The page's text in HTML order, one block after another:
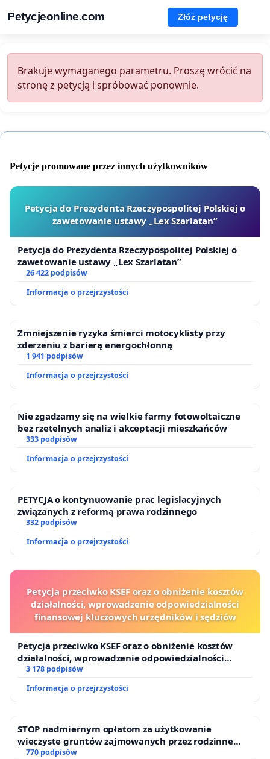
Petycjeonline.com Złóż petycję
Brakuje wymaganego parametru. Proszę wrócić na
stronę z petycją i spróbować ponownie.
Petycje promowane przez innych użytkowników
Petycja do Prezydenta Rzeczypospolitej Polskiej o
zawetowanie ustawy „Lex Szarlatan”
Petycja do Prezydenta Rzeczypospolitej Polskiej o
zawetowanie ustawy „Lex Szarlatan”
26 422 podpisów
Informacja o przejrzystości
Zmniejszenie ryzyka śmierci motocyklisty przy
zderzeniu z barierą energochłonną
1 941 podpisów
Informacja o przejrzystości
Nie zgadzamy się na wielkie farmy fotowoltaiczne
bez rzetelnych analiz i akceptacji mieszkańców
333 podpisów
Informacja o przejrzystości
PETYCJA o kontynuowanie prac legislacyjnych
związanych z reformą prawa rodzinnego
332 podpisów
Informacja o przejrzystości
Petycja przeciwko KSEF oraz o obniżenie kosztów
działalności, wprowadzenie odpowiedzialności
finansowej kluczowych urzędników i sędziów
Petycja przeciwko KSEF oraz o obniżenie kosztów
działalności, wprowadzenie odpowiedzialności
finansowej kluczowych urzędników i sędziów
3 178 podpisów
Informacja o przejrzystości
STOP nadmiernym opłatom za użytkowanie
wieczyste gruntów zajmowanych przez rodzinne
ogrody działkowe.
770 podpisów